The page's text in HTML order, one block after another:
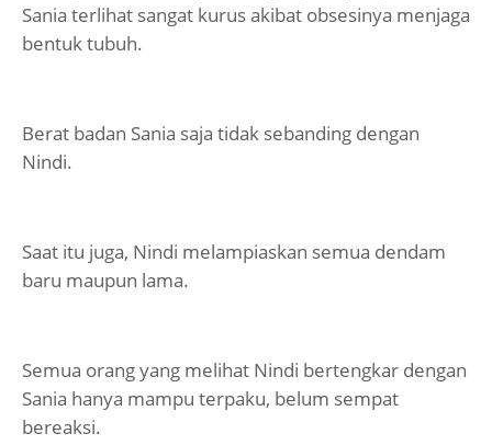
Sania terlihat sangat kurus akibat obsesinya menjaga
bentuk tubuh.
Berat badan Sania saja tidak sebanding dengan
Nindi.
Saat itu juga, Nindi melampiaskan semua dendam
baru maupun lama.
Semua orang yang melihat Nindi bertengkar dengan
Sania hanya mampu terpaku, belum sempat
bereaksi.